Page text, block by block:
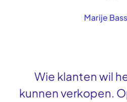
Marije
Wie klanten wil
kunnen verkopen.